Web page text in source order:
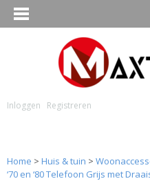
Inloggen Registreren
Home > Huis & tuin >
‘70 en ‘80 Telefoon Grijs met